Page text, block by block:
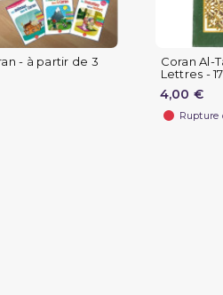
- à partir de 3
Coran Al-
Lettres -
4,00 €
Rupture